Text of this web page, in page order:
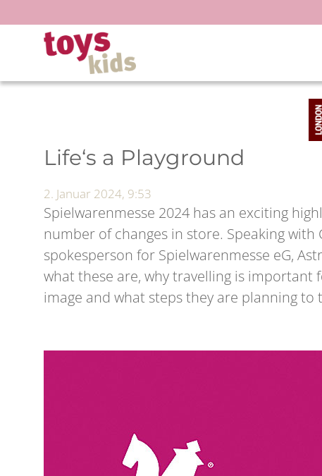
Inhalt
springen
Life‘s a Playground
2. Januar 2024, 9:53
Spielwarenmesse 2024 has an exciting
number of changes in store. Speaking with
spokesperson for Spielwarenmesse eG,
what these are, why travelling is important
image and what steps they are planning